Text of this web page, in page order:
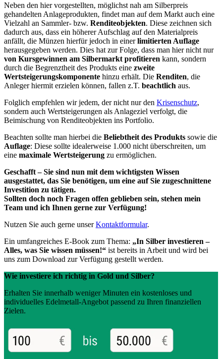
Neben den hier vorgestellten, möglichst nah am Silberpreis
gehandelten Anlageprodukten, findet man auf dem Markt auch eine
Vielzahl an Sammler- bzw. Renditeobjekten. Diese zeichnen sich
dadurch aus, dass ein höherer Aufschlag auf den Materialpreis
anfällt, die Münzen hierfür jedoch in einerlimitierten Auflage
herausgegeben werden. Dies hat zur Folge, dass man hier nicht nur
von Kursgewinnen am Silbermarkt profitieren kann, sondern
durch die Begrenztheit des Produkts eine zweite
Wertsteigerungskomponente hinzu erhält. Die Renditen, die
Anleger hiermit erzielen können, fallen z.T. beachtlich aus.
Folglich empfehlen wir jedem, der nicht nur den Krisenschutz,
sondern auch Wertsteigerungen als Anlageziel verfolgt, die
Beimischung von Renditeobjekten ins Portfolio.
Beachten sollte man hierbei die Beliebtheit des Produkts sowie die
Auflage: Diese sollte idealerweise 1.000 nicht überschreiten, um
eine maximale Wertsteigerung zu ermöglichen.
Geschafft – Sie sind nun mit dem wichtigsten Wissen
ausgestattet, das Sie benötigen, um eine auf Sie zugeschnittene
Investition zu tätigen.
Sollten doch noch Fragen offen geblieben sein, stehen mein
Team und ich Ihnen gerne zur Verfügung!
Nutzen Sie auch gerne unserKontaktformular.
Ein umfangreiches E-Book zum Thema: „In Silber investieren –
Alles, was Sie wissen müssen!“ ist bereits in Arbeit und wird bei
uns zum Download zur Verfügung gestellt werden.
Wie investiere ich richtig in Gold und Silber?
Erhalten Sie innerhalb weniger Minuten ein kostenloses und
individuelles Edelmetall-Angebot passend zu Ihren finanziellen
Zielen.